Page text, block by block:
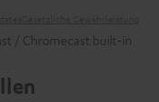
/ Chromecast built-in